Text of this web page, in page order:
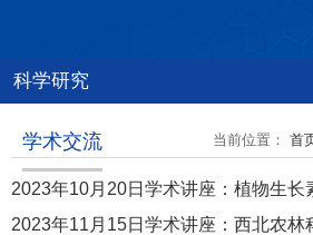
科学研究
当前位置： 首
学术交流